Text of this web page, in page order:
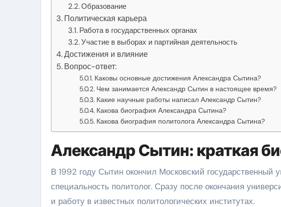
Образование
Политическая карьера
Работа в государственных органах
Участие в выборах и партийная деятельность
Достижения и влияние
Вопрос-ответ:
Каковы основные достижения Александра Сытина?
Чем занимается Александр Сытин в настоящее время?
Какие научные работы написал Александр Сытин?
Какова биография Александра Сытина?
Какова биография политолога Александра Сытина?
Александр Сытин: краткая
В 1992 году Сытин окончил Московский
специальность политолог. Сразу после окончания
и работу в известных политологических институтах.